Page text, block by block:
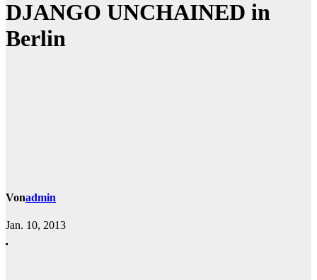
DJANGO UNCHAINED in
Berlin
Vonadmin
Jan. 10, 2013